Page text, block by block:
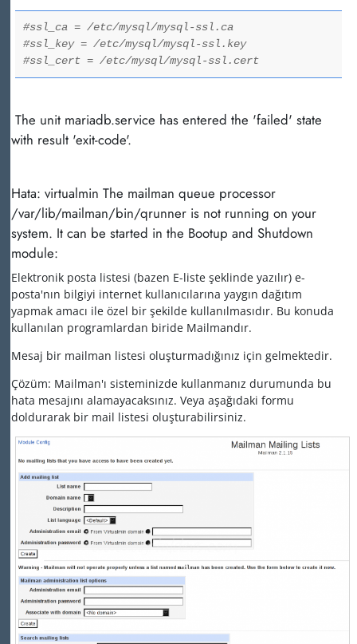
#ssl_ca = /etc/mysql/mysql-ssl.ca
#ssl_key = /etc/mysql/mysql-ssl.key
#ssl_cert = /etc/mysql/mysql-ssl.cert
The unit mariadb.service has entered the 'failed' state
with result 'exit-code'.
Hata: virtualmin The mailman queue processor
/var/lib/mailman/bin/qrunner is not running on your
system. It can be started in the Bootup and Shutdown
module:
Elektronik posta listesi (bazen E-liste şeklinde yazılır) e-
posta'nın bilgiyi internet kullanıcılarına yaygın dağıtım
yapmak amacı ile özel bir şekilde kullanılmasıdır. Bu konuda
kullanılan programlardan biride Mailmandır.
Mesaj bir mailman listesi oluşturmadığınız için gelmektedir.
Çözüm: Mailman'ı sisteminizde kullanmanız durumunda bu
hata mesajını alamayacaksınız. Veya aşağıdaki formu
doldurarak bir mail listesi oluşturabilirsiniz.